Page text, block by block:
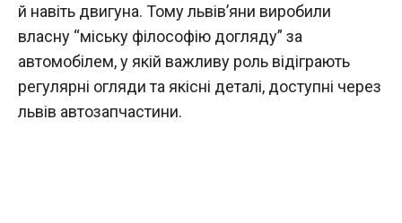
й навіть двигуна. Тому львів’яни виробили
власну “міську філософію догляду” за
автомобілем, у якій важливу роль відіграють
регулярні огляди та якісні деталі, доступні через
львів автозапчастини.